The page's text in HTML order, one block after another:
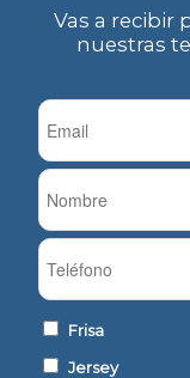
Vas a recibir
nuestras
Frisa
Jersey
Jersey
Liso